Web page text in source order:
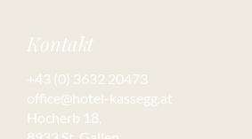
Kontakt
+43 (0) 3632 20473
office@hotel-kassegg.at
Hocherb 18,